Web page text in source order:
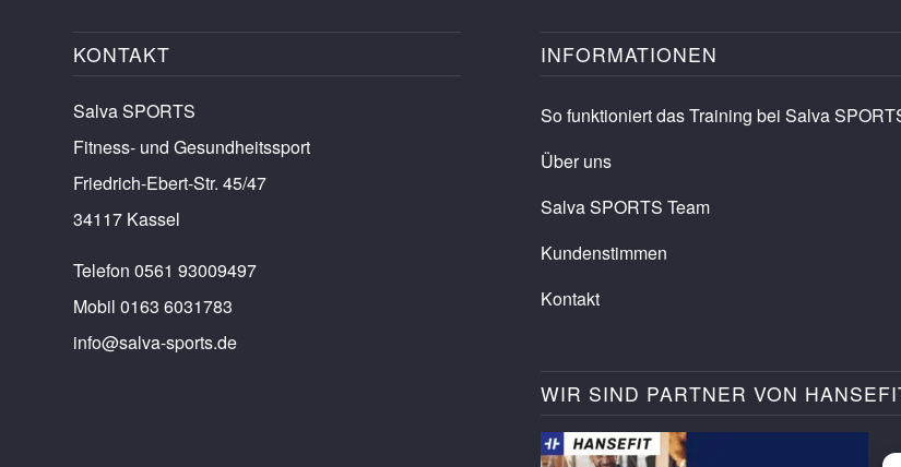
KONTAKT
Salva SPORTS
Fitness- und Gesundheitssport
Friedrich-Ebert-Str. 45/47
34117 Kassel
Telefon 0561 93009497
Mobil 0163 6031783
info@salva-sports.de
INFORMATIONEN
So funktioniert das Training bei Salva
Über uns
Salva SPORTS Team
Kundenstimmen
Kontakt
WIR SIND PARTNER VON